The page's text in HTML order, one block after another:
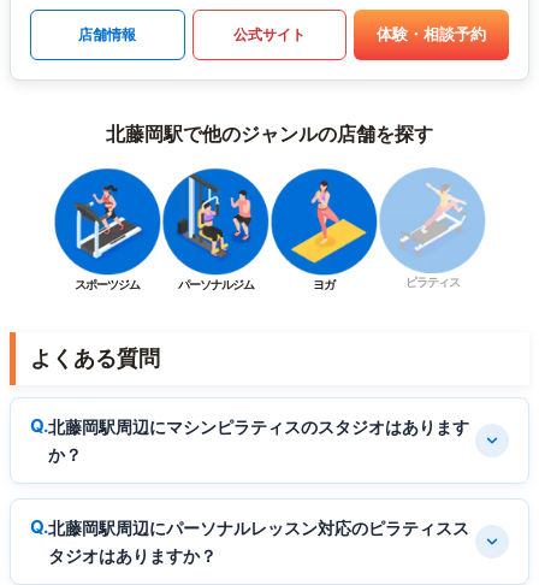
店舗情報 公式サイト 体験・相談予約
北藤岡駅で他のジャンルの店舗を探す
スポーツジム パーソナルジム ヨガ ピラティス
よくある質問
北藤岡駅周辺にマシンピラティスのスタジオはあります
か？
北藤岡駅周辺にパーソナルレッスン対応のピラティスス
タジオはありますか？